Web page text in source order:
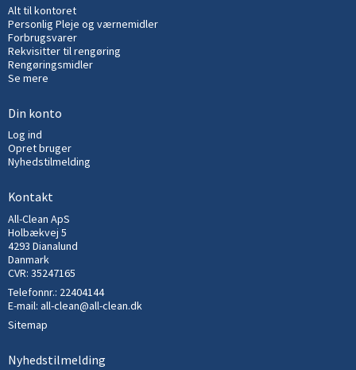
Alt til kontoret
Personlig Pleje og værnemidler
Forbrugsvarer
Rekvisitter til rengøring
Rengøringsmidler
Se mere
Din konto
Log ind
Opret bruger
Nyhedstilmelding
Kontakt
All-Clean ApS
Holbækvej 5
4293 Dianalund
Danmark
CVR: 35247165
Telefonnr.: 22404144
E-mail: all-clean@all-clean.dk
Sitemap
Nyhedstilmelding